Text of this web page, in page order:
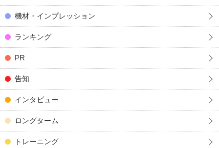
機材・インプレッション
ランキング
PR
告知
インタビュー
ロングターム
トレーニング